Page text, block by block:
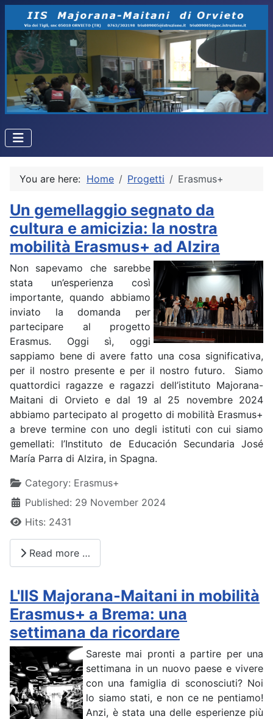
You are here: Home Progetti Erasmus+
Un gemellaggio segnato da
cultura e amicizia: la nostra
mobilità Erasmus+ ad Alzira
Non sapevamo che sarebbe
stata un’esperienza così
importante, quando abbiamo
inviato la domanda per
partecipare al progetto
Erasmus. Oggi sì, oggi
sappiamo bene di avere fatto una cosa significativa,
per il nostro presente e per il nostro futuro. Siamo
quattordici ragazze e ragazzi dell’istituto Majorana-
Maitani di Orvieto e dal 19 al 25 novembre 2024
abbiamo partecipato al progetto di mobilità Erasmus+
a breve termine con uno degli istituti con cui siamo
gemellati: l’Instituto de Educación Secundaria José
María Parra di Alzira, in Spagna.
DetailsCategory: Erasmus+
Published: 29 November 2024
Hits: 2431
Read more …
L'IIS Majorana-Maitani in mobilità
Erasmus+ a Brema: una
settimana da ricordare
Sareste mai pronti a partire per una
settimana in un nuovo paese e vivere
con una famiglia di sconosciuti? Noi
lo siamo stati, e non ce ne pentiamo!
Anzi, è stata una delle esperienze più